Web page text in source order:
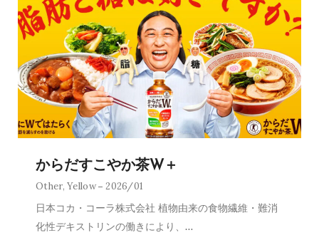
からだすこやか茶W＋
Other,Yellow 2026/01
日本コカ・コーラ株式会社 植物由来の食物繊維・難消
化性デキストリンの働きにより、 …